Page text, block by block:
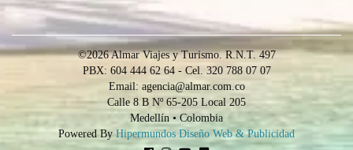
©2026 Almar Viajes y Turismo. R.N.T. 497
PBX: 604 444 62 64 - Cel. 320 788 07 07
Email: agencia@almar.com.co
Calle 8 B Nº 65-205 Local 205
Medellín • Colombia
Powered By Hipermundos Diseño Web & Publicidad